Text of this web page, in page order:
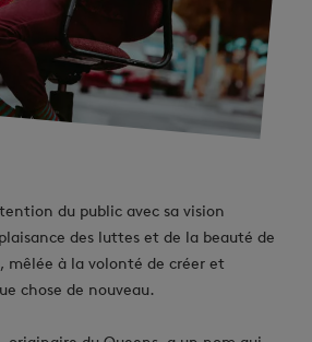
du public avec sa vision
des luttes et de la beauté de
mêlée à la volonté de créer et
chose de nouveau.